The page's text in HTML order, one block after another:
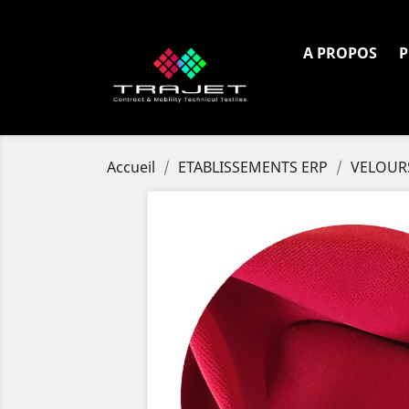
A PROPOS
Accueil ETABLISSEMENTS ERP